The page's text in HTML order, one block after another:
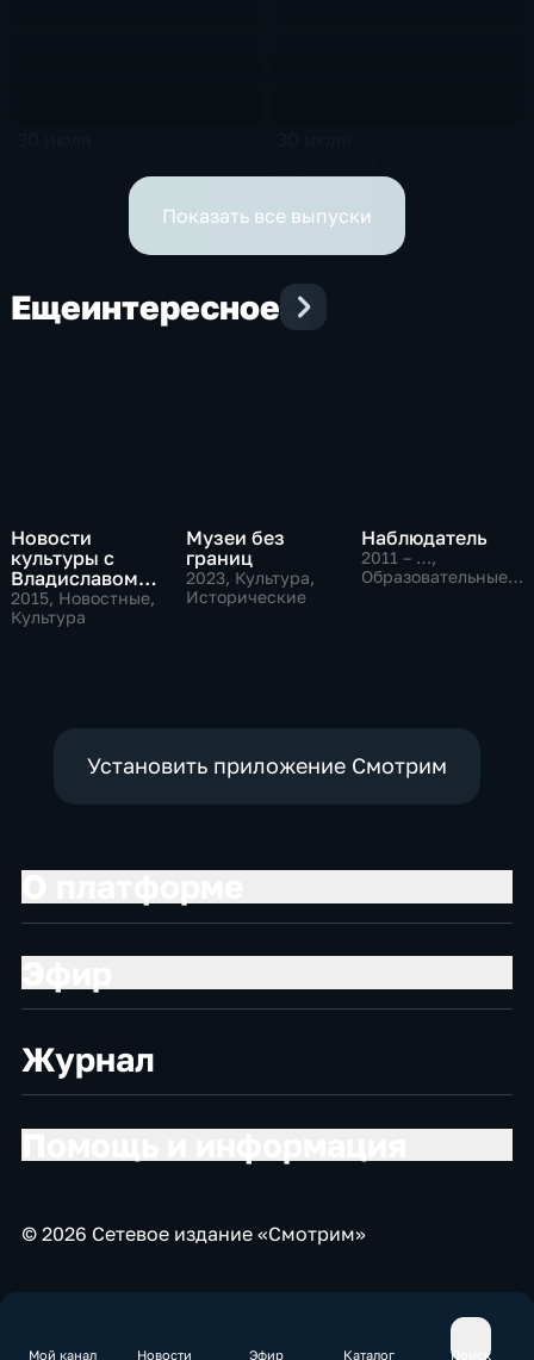
Мой канал Новости Эфир Каталог Поиск
Показать все выпуски
Ещеинтересное
Новости
культуры с
Владиславом
Флярковским
2015, Новостные,
Культура
Музеи без
границ
2023, Культура,
Исторические
Наблюдатель
2011 – …,
Образовательные,
Установить приложение Смотрим
Журнал
© 2026 Сетевое издание «Смотрим»